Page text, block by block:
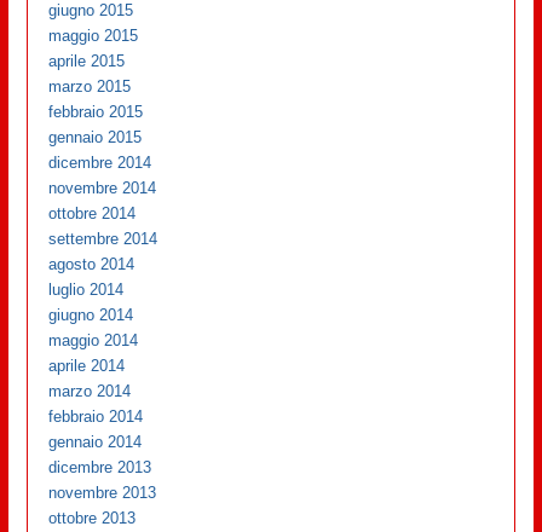
giugno 2015
maggio 2015
aprile 2015
marzo 2015
febbraio 2015
gennaio 2015
dicembre 2014
novembre 2014
ottobre 2014
settembre 2014
agosto 2014
luglio 2014
giugno 2014
maggio 2014
aprile 2014
marzo 2014
febbraio 2014
gennaio 2014
dicembre 2013
novembre 2013
ottobre 2013